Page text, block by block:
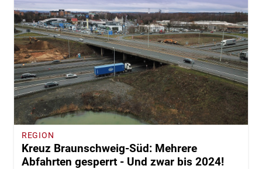
REGION
Kreuz Braunschweig-Süd: Mehrere
Abfahrten gesperrt - Und zwar bis 2024!